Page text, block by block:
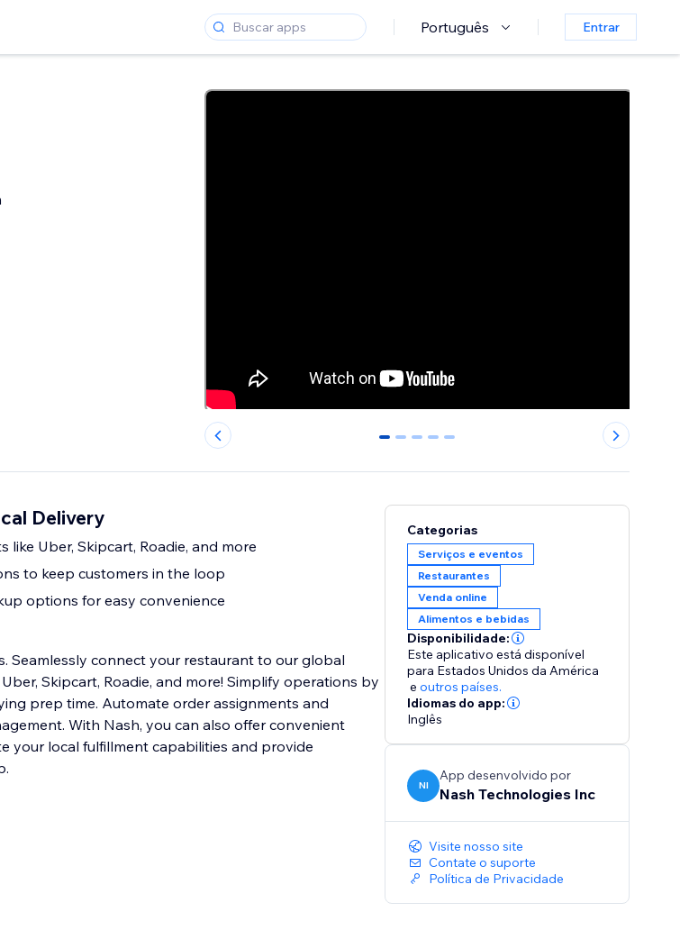
Português Entrar
0 1 2 3 4
Delivery
Uber, Skipcart, Roadie, and more
to keep customers in the loop
options for easy convenience
Seamlessly connect your restaurant to our global
Skipcart, Roadie, and more! Simplify operations by
prep time. Automate order assignments and
With Nash, you can also offer convenient
your local fulfillment capabilities and provide
Categorias
Serviços e eventos
Restaurantes
Venda online
Alimentos e bebidas
Disponibilidade:
Este aplicativo está disponível
para Estados Unidos da América
e outros países.
Idiomas do app:
Inglês
NI
App desenvolvido por
Nash Technologies Inc
Visite nosso site
Contate o suporte
Política de Privacidade